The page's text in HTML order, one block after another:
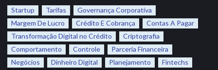
Startup Tarifas
Governança Corporativa
Margem De Lucro
Crédito E Cobrança
Contas A Pagar
Transformação Digital no Crédito
Criptografia
Comportamento
Controle
Parceria Financeira
Negócios
Dinheiro Digital Planejamento
Fintechs